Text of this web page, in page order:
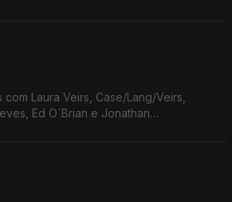
Laura Veirs, Case/Lang/Veirs,
Ed O´Brian e Jonathan